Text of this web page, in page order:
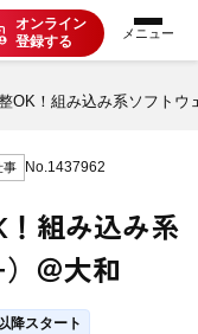
オンライン
登録する
OK！組み込み系ソフト
事 No.1437962
！組み込み系
＠大和
降スタート